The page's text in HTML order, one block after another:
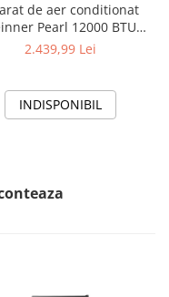
de aer conditionat
Pearl 12000 BTU
Fi, Clasa A+++/A+++, AI
alb
2.439,99 Lei
INDISPONIBIL